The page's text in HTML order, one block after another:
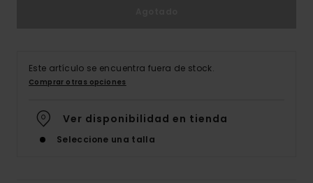
Este artículo se encuentra fuera de stock.
Comprar otras opciones
Ver disponibilidad en tienda
Seleccione una talla